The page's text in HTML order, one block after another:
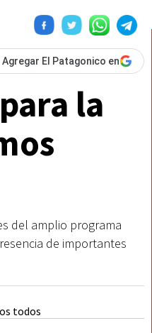
Agregar El Patagonico en
la
del amplio programa
de importantes